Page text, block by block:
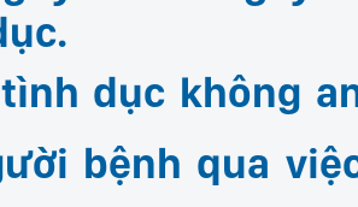
dục không
bệnh qua